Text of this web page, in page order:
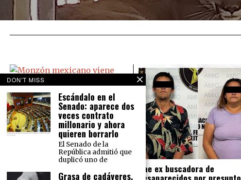
Monzón mexicano viene ‘bravo’:
Causará lluvias en todo México
El Servicio Meteorológico Nacional
prevé para este martes 16 de
agosto lluvias intensas en el norte
del país y lluvias muy fuertes en la
Cae ex buscadora de
desaparecidos por presunto
DON'T MISS
Escándalo en el
Senado: aparece dos
veces contrato
millonario y ahora
quieren borrarlo
El Senado de la
República admitió que
duplicó uno de
Grasa de cadáveres,